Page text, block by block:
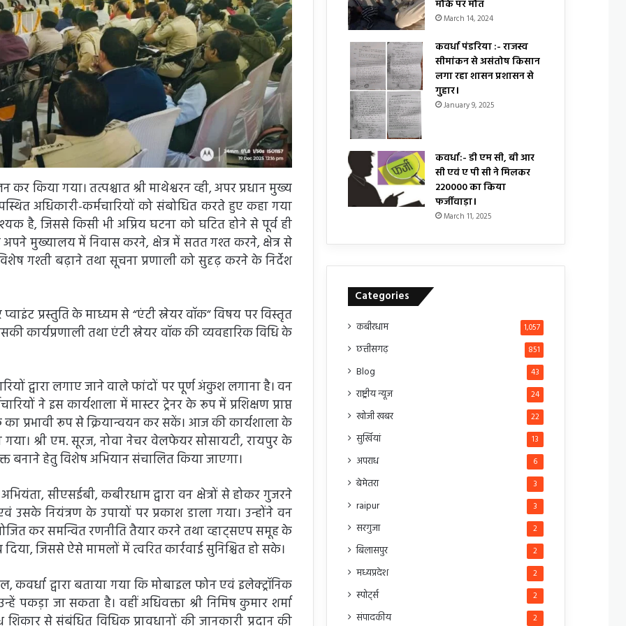
कर किया गया। तत्पश्चात श्री माथेश्वरन व्ही, अपर प्रधान मुख्य
अधिकारी-कर्मचारियों को संबोधित करते हुए कहा गया
है, जिससे किसी भी अप्रिय घटना को घटित होने से पूर्व ही
अपने मुख्यालय में निवास करने, क्षेत्र में सतत गश्त करने, क्षेत्र से
गश्ती बढ़ाने तथा सूचना प्रणाली को सुदृढ़ करने के निर्देश
प्रस्तुति के माध्यम से “एंटी स्नेयर वॉक” विषय पर विस्तृत
कार्यप्रणाली तथा एंटी स्नेयर वॉक की व्यवहारिक विधि के
द्वारा लगाए जाने वाले फांदों पर पूर्ण अंकुश लगाना है। वन
ने इस कार्यशाला में मास्टर ट्रेनर के रूप में प्रशिक्षण प्राप्त
का प्रभावी रूप से क्रियान्वयन कर सकें। आज की कार्यशाला के
श्री एम. सूरज, नोवा नेचर वेलफेयर सोसायटी, रायपुर के
बनाने हेतु विशेष अभियान संचालित किया जाएगा।
सीएसईबी, कबीरधाम द्वारा वन क्षेत्रों से होकर गुजरने
उसके नियंत्रण के उपायों पर प्रकाश डाला गया। उन्होंने वन
कर समन्वित रणनीति तैयार करने तथा व्हाट्सएप समूह के
जिससे ऐसे मामलों में त्वरित कार्रवाई सुनिश्चित हो सके।
कवर्धा द्वारा बताया गया कि मोबाइल फोन एवं इलेक्ट्रॉनिक
पकड़ा जा सकता है। वहीं अधिवक्ता श्री निमिष कुमार शर्मा
मौके पर मौत
March 14, 2024
कवर्धा पंडरिया :- राजस्व
सीमांकन से असंतोष किसान
लगा रहा शासन प्रशासन से
गुहार।
January 9, 2025
कवर्धा:- डी एम सी, बी आर
सी एवं ए पी सी ने मिलकर
₹220000 का किया
फर्जीवाड़ा।
March 11, 2025
Categories
कबीरधाम 1,057
छत्तीसगढ़ 851
Blog 43
राष्ट्रीय न्यूज 24
खोजी खबर 22
सुर्खियां 13
अपराध 6
बेमेतरा 3
raipur 3
सरगुजा 2
बिलासपुर 2
मध्यप्रदेश 2
स्पोर्ट्स 2
संपादकीय 2